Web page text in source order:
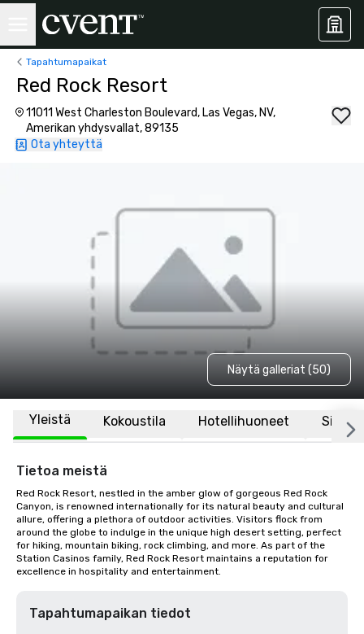
Tapahtumapaikat
Red Rock Resort
11011 West Charleston Boulevard, Las Vegas, NV,
Amerikan yhdysvallat, 89135
Ota yhteyttä
Näytä galleriat (50)
Yleistä Kokoustila Hotellihuoneet Sijainti
Tietoa meistä
Red Rock Resort, nestled in the amber glow of gorgeous Red Rock
Canyon, is renowned internationally for its natural beauty and cultural
allure, offering a plethora of outdoor activities. Visitors flock from
around the globe to indulge in the unique high desert setting, perfect
for hiking, mountain biking, rock climbing, and more. As part of the
Station Casinos family, Red Rock Resort maintains a reputation for
excellence in hospitality and entertainment.
Tapahtumapaikan tiedot